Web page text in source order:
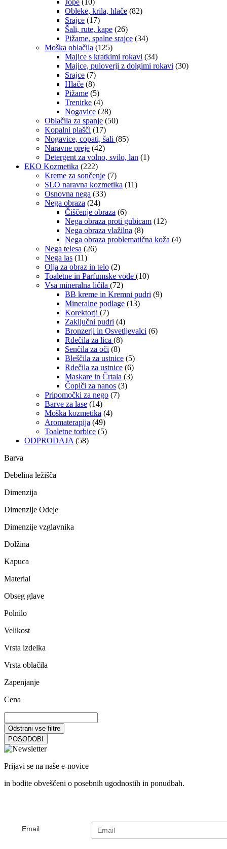
Jope (10)
Obleke, krila, hlače (82)
Srajce (17)
Šali, rute, kape (26)
Pižame, spalne srajce (34)
Moška oblačila (125)
Majice s kratkimi rokavi (34)
Majice, puloverji z dolgimi rokavi (30)
Srajce (7)
Hlače (8)
Pižame (5)
Trenirke (4)
Nogavice (28)
Oblačila za spanje (50)
Kopalni plašči (17)
Nogavice, copati, šali (85)
Naravne preje (42)
Detergent za volno, svilo, lan (1)
EKO Kozmetika (222)
Kreme za sončenje (7)
SLO naravna kozmetika (11)
Osnovna nega (33)
Nega obraza (24)
Čiščenje obraza (6)
Nega obraza proti gubicam (12)
Nega obraza vlažilna (8)
Nega obraza problematična koža (4)
Nega telesa (26)
Nega las (11)
Olja za obraz in telo (2)
Toaletne in Parfumske vode (10)
Vsa mineralna ličila (72)
BB kreme in Kremni pudri (9)
Mineralne podlage (13)
Korektorji (7)
Zaključni pudri (4)
Bronzerji in Osvetljevalci (6)
Rdečila za lica (8)
Senčila za oči (8)
Bleščila za ustnice (5)
Rdečila za ustnice (6)
Maskare in Črtala (3)
Čopiči za nanos (3)
Pripomočki za nego (7)
Barve za lase (14)
Moška kozmetika (4)
Aromaterapija (49)
Toaletne torbice (5)
ODPRODAJA (58)
Barva
Debelina ležišča
Dimenzija
Dimenzije Odeje
Dimenzije vzglavnika
Dolžina
Kapuca
Material
Obseg glave
Polnilo
Velikost
Vrsta izdelka
Vrsta oblačila
Zapenjanje
Cena
Odstrani vse filtre
POSODOBI
Prijavi se na naše e-novice
in bodite obveščeni o posebnih ugodnostih in ponudbah.
Email